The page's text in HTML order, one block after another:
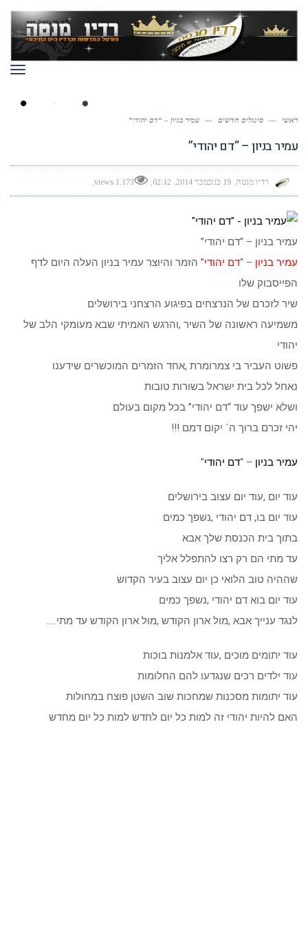
ראשי — סינגלים חדשים — עמיר בניון – “דם יהודי”
עמיר בניון – “דם יהודי”
רדיו מנטה 19 בנובמבר 2014 02:12
1,173 views
עמיר בניון – “דם יהודי”
עמיר בניון – “דם יהודי” הזמר והיוצר עמיר בניון העלה היום לדף
הפייסבוק שלו
שיר לזכרם של הנרצחים בפיגוע הרצחני בירושלים
משמיעה ראשונה של השיר ,והרגש האמיתי שבא מעומקי הלב של
יהודי
פשוט העביר בי צמרומרת ,אחד הזמרים המוכשרים שידענו
נאחל לכל בית ישראל בשורות טובות
ושלא ישפך עוד “דם יהודי” בכל מקום בעולם
יהי זכרם ברוך ה` יקום דמם !!!
עמיר בניון – “דם יהודי”
עוד יום ,עוד יום עצוב בירושלים
עוד יום בו, דם יהודי ,נשפך כמים
בתוך בית הכנסת שלך אבא
עד מתי הם רק רצו להתפלל אליך
שההיה טוב הלואי כן יום עצוב בעיר הקדוש
עוד יום בוא דם יהודי ,נשפך כמים
לנגד ענייך אבא ,מול ארון הקודש ,מול ארון הקודש עד מתי…..
עוד יתומים מוכים ,עוד אלמנות בוכות
עוד ילדים רכים שנגדעו להם החלומות
עוד יתומות מסכנות שמחכות שוב השטן פוצח במחולות
האם להיות יהודי זה למות כל יום לחדש למות כל יום מחדש